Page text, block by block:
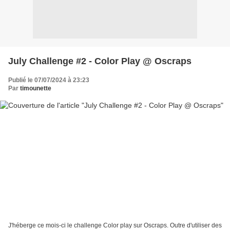
July Challenge #2 - Color Play @ Oscraps
Publié le 07/07/2024 à 23:23
Par timounette
J'héberge ce mois-ci le challenge Color play sur Oscraps. Outre d'utiliser des